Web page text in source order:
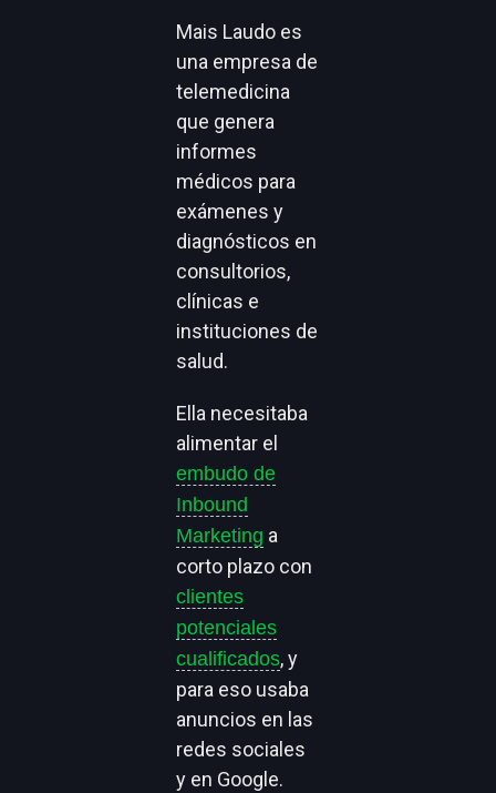
Mais Laudo es
una empresa de
telemedicina
que genera
informes
médicos para
exámenes y
diagnósticos en
consultorios,
clínicas e
instituciones de
salud.
Ella necesitaba
alimentar el
embudo de
Inbound
Marketing a
corto plazo con
clientes
potenciales
cualificados, y
para eso usaba
anuncios en las
redes sociales
y en Google.